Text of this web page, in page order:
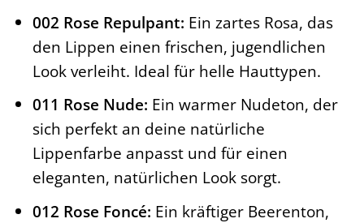
002 Rose Repulpant: Ein zartes Rosa, das
den Lippen einen frischen, jugendlichen
Look verleiht. Ideal für helle Hauttypen.
011 Rose Nude: Ein warmer Nudeton, der
sich perfekt an deine natürliche
Lippenfarbe anpasst und für einen
eleganten, natürlichen Look sorgt.
012 Rose Foncé: Ein kräftiger Beerenton,